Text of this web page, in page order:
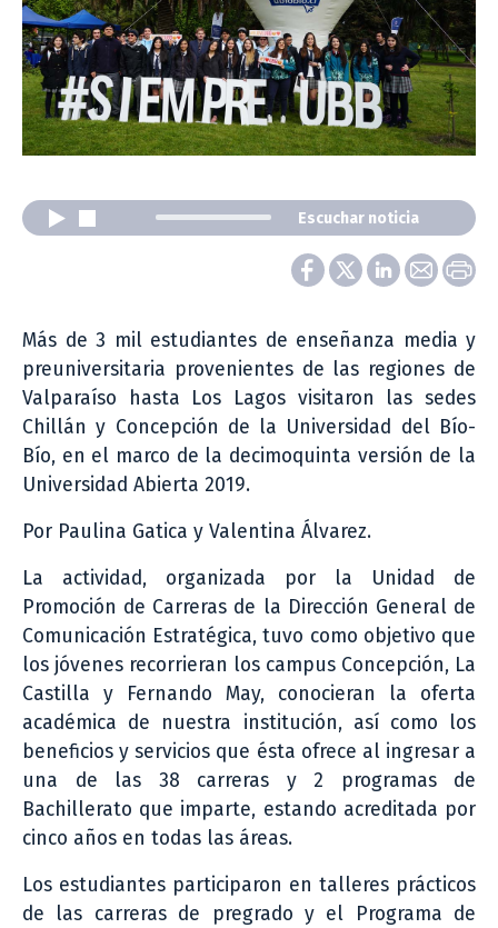
Escuchar noticia
Más de 3 mil estudiantes de enseñanza media y
preuniversitaria provenientes de las regiones de
Valparaíso hasta Los Lagos visitaron las sedes
Chillán y Concepción de la Universidad del Bío-
Bío, en el marco de la decimoquinta versión de la
Universidad Abierta 2019.
Por Paulina Gatica y Valentina Álvarez.
La actividad, organizada por la Unidad de
Promoción de Carreras de la Dirección General de
Comunicación Estratégica, tuvo como objetivo que
los jóvenes recorrieran los campus Concepción, La
Castilla y Fernando May, conocieran la oferta
académica de nuestra institución, así como los
beneficios y servicios que ésta ofrece al ingresar a
una de las 38 carreras y 2 programas de
Bachillerato que imparte, estando acreditada por
cinco años en todas las áreas.
Los estudiantes participaron en talleres prácticos
de las carreras de pregrado y el Programa de